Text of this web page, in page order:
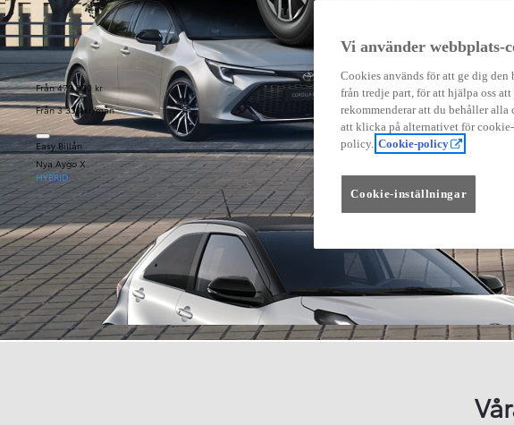
Från 479 900 kr
Från 3 333 kr/mån
Easy Billån
Nya Aygo X
HYBRID
Vi använder webbplats-
Cookies används för att ge dig
från tredje part, för att hjälpa oss
rekommenderar att du behåller alla
att klicka på alternativet för
policy. Cookie-policy
Cookie-inställningar